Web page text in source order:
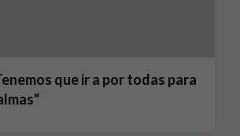
que ir a por todas para